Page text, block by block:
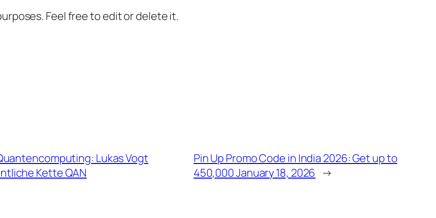
Feel free to edit or delete it.
Lukas Vogt
Kette QAN
Pin Up Promo Code in India 2026: Get up to
450,000 January 18, 2026 →